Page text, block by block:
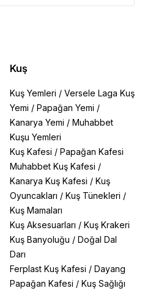
Kuş
Kuş Yemleri / Versele Laga Kuş
Yemi / Papağan Yemi /
Kanarya Yemi / Muhabbet
Kuşu Yemleri
Kuş Kafesi / Papağan Kafesi
Muhabbet Kuş Kafesi /
Kanarya Kuş Kafesi / Kuş
Oyuncakları / Kuş Tünekleri /
Kuş Mamaları
Kuş Aksesuarları / Kuş Krakeri
Kuş Banyoluğu / Doğal Dal
Darı
Ferplast Kuş Kafesi / Dayang
Papağan Kafesi / Kuş Sağlığı